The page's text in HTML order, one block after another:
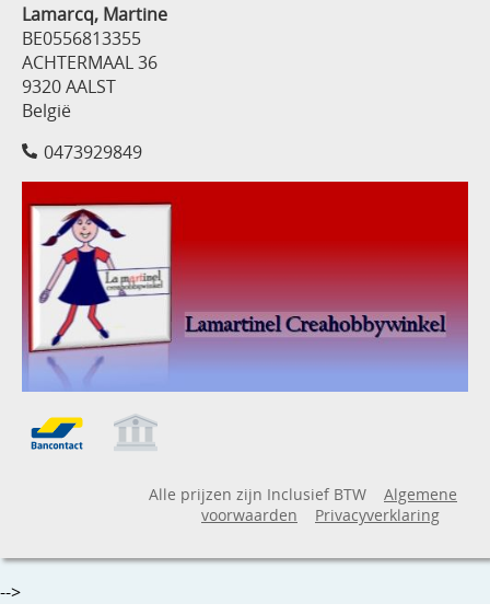
Lamarcq, Martine
BE0556813355
ACHTERMAAL 36
9320 AALST
België
0473929849
Alle prijzen zijn Inclusief BTW
Algemene
voorwaarden
Privacyverklaring
-->